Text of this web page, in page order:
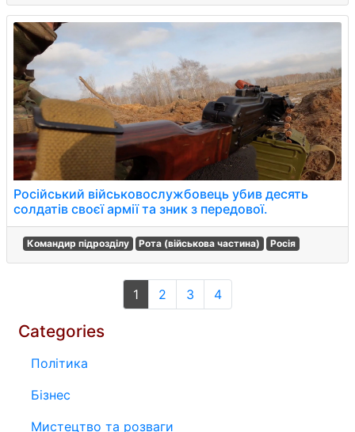
Російський військовослужбовець убив десять
солдатів своєї армії та зник з передової.
Командир підрозділу Рота (військова частина) Росія
1 2 3 4
Categories
Політика
Бізнес
Мистецтво та розваги